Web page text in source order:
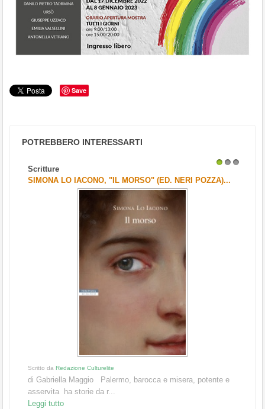
Save
POTREBBERO INTERESSARTI
Scritture
SIMONA LO IACONO, "IL MORSO" (ED. NERI POZZA)...
Scritto da Redazione Culturelite
di Gabriella Maggio Palermo, barocca e misera, potente e
asservita ha storie da r...
Leggi tutto